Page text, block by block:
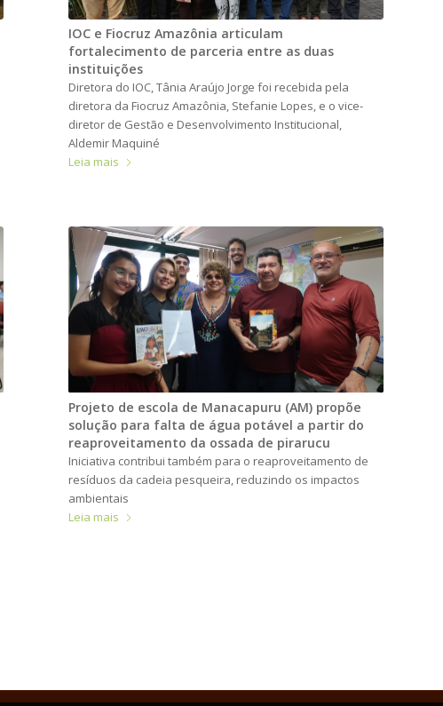
IOC e Fiocruz Amazônia articulam
fortalecimento de parceria entre as duas
instituições
Diretora do IOC, Tânia Araújo Jorge foi recebida pela
diretora da Fiocruz Amazônia, Stefanie Lopes, e o vice-
diretor de Gestão e Desenvolvimento Institucional,
Aldemir Maquiné
Leia mais
Projeto de escola de Manacapuru (AM) propõe
solução para falta de água potável a partir do
reaproveitamento da ossada de pirarucu
Iniciativa contribui também para o reaproveitamento de
resíduos da cadeia pesqueira, reduzindo os impactos
ambientais
Leia mais